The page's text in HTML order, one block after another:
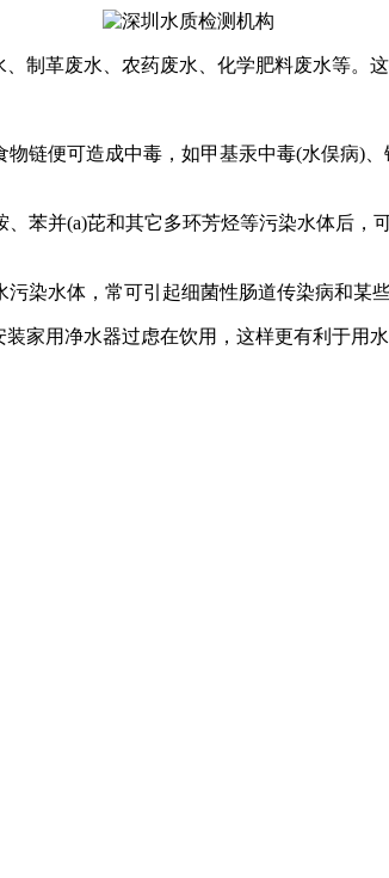
革废水、农药废水、化学肥料废水等。这
便可造成中毒，如甲基汞中毒(水俣病)
并(a)芘和其它多环芳烃等污染水体后，
水体，常可引起细菌性肠道传染病和某
家用净水器过虑在饮用，这样更有利于用水